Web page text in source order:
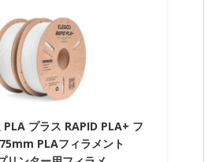
PLA プラス RAPID PLA+ フ
PLAフィラメント